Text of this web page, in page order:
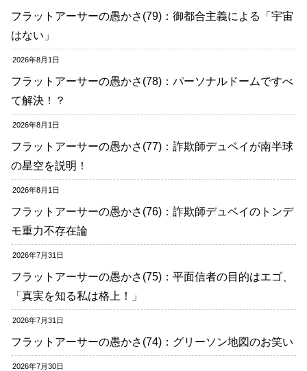
フラットアーサーの愚かさ(79)：御都合主義による「宇宙
はない」
2026年8月1日
フラットアーサーの愚かさ(78)：パーソナルドームですべ
て解決！？
2026年8月1日
フラットアーサーの愚かさ(77)：詐欺師デュベイが南半球
の星空を説明！
2026年8月1日
フラットアーサーの愚かさ(76)：詐欺師デュベイのトンデ
モ重力不存在論
2026年7月31日
フラットアーサーの愚かさ(75)：平面信者の目的はエゴ、
「真実を知る私は格上！」
2026年7月31日
フラットアーサーの愚かさ(74)：グリーソン地図のお笑い
2026年7月30日